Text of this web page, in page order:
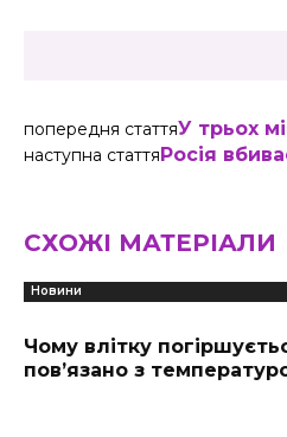
попередня статтяУ трьох
наступна статтяРосія
СХОЖІ МАТЕРІАЛИ
Новини
Чому влітку
пов’язано з